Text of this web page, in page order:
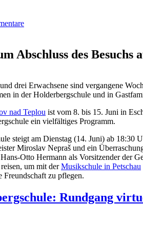
Abschluss des Besuchs
drei Erwachsene sind vergangene
in der Holderbergschule und in
nad Teplou ist vom 8. bis 15. Juni in
ein vielfältiges Programm.
steigt am Dienstag (14. Juni) ab 18:30
Miroslav Nepraš und ein
Otto Hermann als Vorsitzender der
um mit derMusikschule in Petschau
Freundschaft zu pflegen.
Rundgang